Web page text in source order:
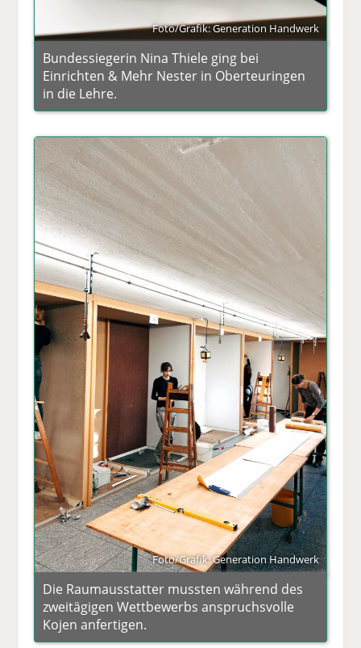
Foto/Grafik: Generation Handwerk
Bundessiegerin Nina Thiele ging bei
Einrichten & Mehr Nester in Oberteuringen
in die Lehre.
Foto/Grafik: Generation Handwerk
Die Raumausstatter mussten während des
zweitägigen Wettbewerbs anspruchsvolle
Kojen anfertigen.